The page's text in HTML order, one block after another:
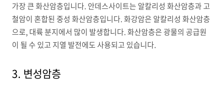
가장 큰 화산암층입니다. 안데스사이트는 알칼리성 화산암층과 고
철암이 혼합된 중성 화산암층입니다. 화강암은 알칼리성 화산암층
으로, 대륙 분지에서 많이 발생합니다. 화산암층은 광물의 공급원
이 될 수 있고 지열 발전에도 사용되고 있습니다.
3. 변성암층